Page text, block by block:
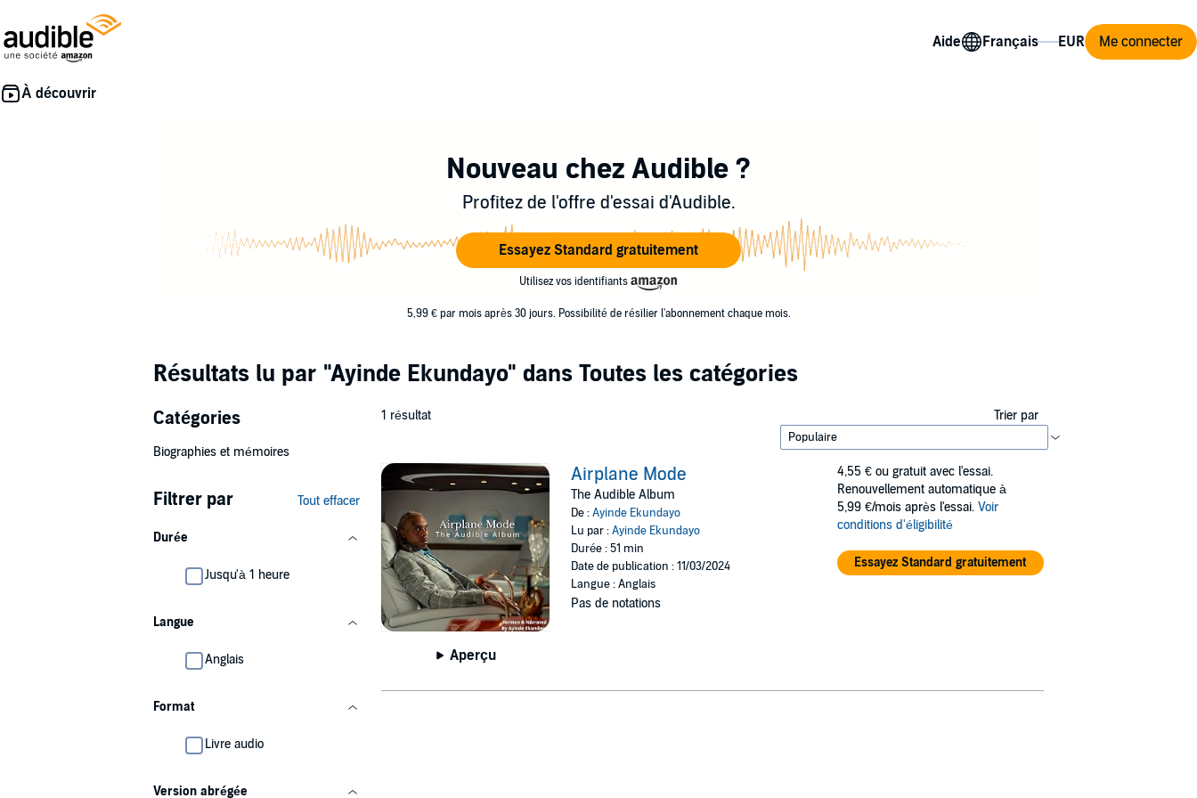
Aide Me connecter
Nouveau chez Audible ?
Profitez de l'offre d'essai d'Audible.
Essayez Standard gratuitement
Utilisez vos identifiants
5,99 € par mois après 30 jours. Possibilité de résilier l'abonnement chaque mois.
Résultats lu par "Ayinde Ekundayo" dans Toutes les catégories
Catégories
Biographies et mémoires
Filtrer par Tout effacer
Durée
Jusqu'à 1 heure
Langue
Anglais
Format
Livre audio
Version abrégée
1 résultat Trier par
Aperçu
Airplane Mode
The Audible Album
De :Ayinde Ekundayo
Lu par :Ayinde Ekundayo
Durée : 51 min
Date de publication : 11/03/2024
Langue : Anglais
Pas de notations
4,55 € ou gratuit avec l'essai.
Renouvellement automatique à
5,99 €/mois après l'essai. Voir
conditions d'éligibilité
Essayez Standard gratuitement